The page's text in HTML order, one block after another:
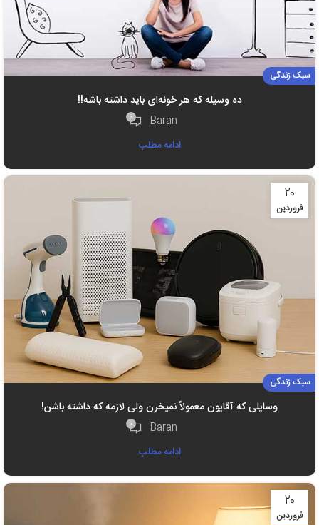
سبک زندگی
ده وسیله‌ که هر خونه‌ای باید داشته باشه!!
Baran
۰
ادامه مطلب
۲۰
فروردین
سبک زندگی
وسایلی که آقایون معمولاً نمیخرن ولی لازمه که داشته باشن!
Baran
۰
ادامه مطلب
۲۰
فروردین